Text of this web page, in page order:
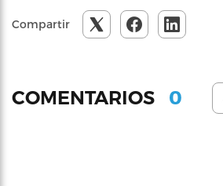
Compartir
COMENTARIOS 0